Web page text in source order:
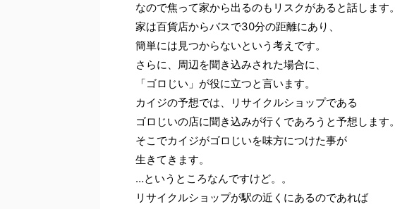
なので焦って家から出るのもリスクがあると話します。
家は百貨店からバスで30分の距離にあり、
簡単には見つからないという考えです。
さらに、周辺を聞き込みされた場合に、
「ゴロじい」が役に立つと言います。
カイジの予想では、リサイクルショップである
ゴロじいの店に聞き込みが行くであろうと予想します。
そこでカイジがゴロじいを味方につけた事が
生きてきます。
…というところなんですけど。。
リサイクルショップが駅の近くにあるのであれば